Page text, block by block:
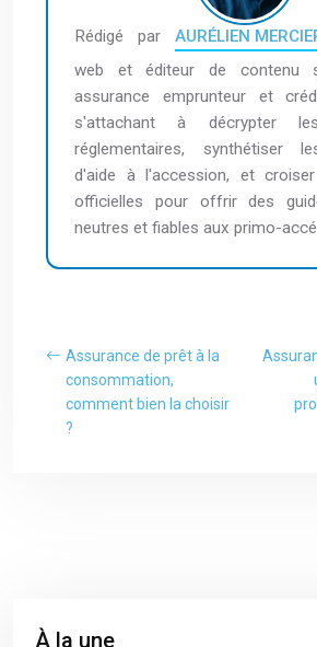
Rédigé par AURÉLIEN
web et éditeur de contenu
assurance emprunteur et
s'attachant à décrypter
réglementaires, synthétiser
d'aide à l'accession, et
officielles pour offrir des
neutres et fiables aux primo-
Assurance de prêt à la
consommation,
comment bien la choisir
?
À la une